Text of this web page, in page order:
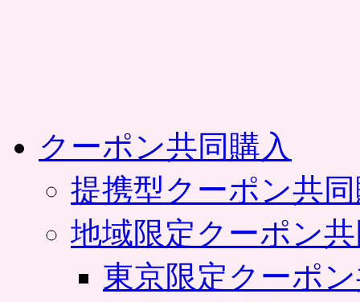
クーポン共同購入
提携型クーポン共
地域限定クーポン
東京限定クーポ